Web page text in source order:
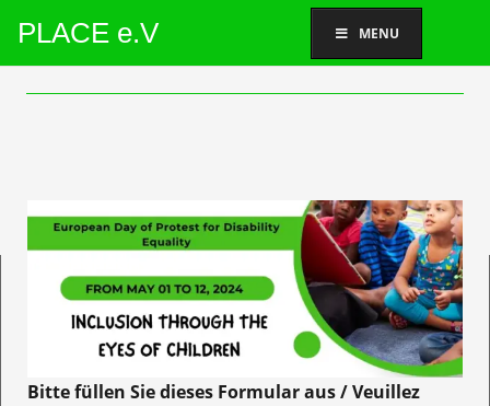
PLACE e.V MENU
Bitte füllen Sie dieses Formular aus / Veuillez